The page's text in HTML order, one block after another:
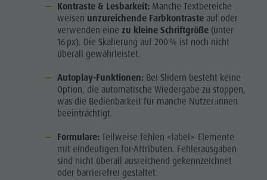
Kontraste & Lesbarkeit: Manche Textbereiche
weisen unzureichende Farbkontraste auf oder
verwenden eine zu kleine Schriftgröße (unter
16 px). Die Skalierung auf 200 % ist noch nicht
überall gewährleistet.
Autoplay-Funktionen: Bei Slidern besteht keine
Option, die automatische Wiedergabe zu stoppen,
was die Bedienbarkeit für manche Nutzer:innen
beeinträchtigt.
Formulare: Teilweise fehlen <label>-Elemente
mit eindeutigen for-Attributen. Fehlerausgaben
sind nicht überall ausreichend gekennzeichnet
oder barrierefrei gestaltet.